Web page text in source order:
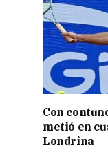
Con
metió en
Londrina